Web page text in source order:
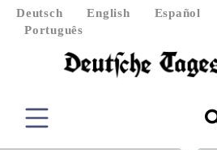
Deutsch English Español
Português